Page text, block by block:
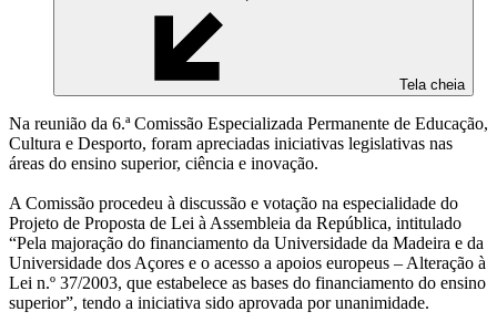
Tela cheia
Na reunião da 6.ª Comissão Especializada Permanente de Educação,
Cultura e Desporto, foram apreciadas iniciativas legislativas nas
áreas do ensino superior, ciência e inovação.
A Comissão procedeu à discussão e votação na especialidade do
Projeto de Proposta de Lei à Assembleia da República, intitulado
“Pela majoração do financiamento da Universidade da Madeira e da
Universidade dos Açores e o acesso a apoios europeus – Alteração à
Lei n.º 37/2003, que estabelece as bases do financiamento do ensino
superior”, tendo a iniciativa sido aprovada por unanimidade.